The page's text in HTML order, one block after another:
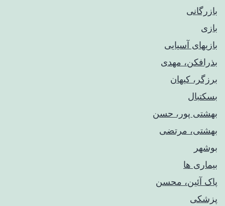
بازرگانی
بازی
بازیهای آسیایی
بذرافکن، مهدی
برزگر، کیهان
بسکتبال
بهشتی پور، حسن
بهشتی، مرتضی
بوشهر
بیماری ها
پاک آئین، محسن
پزشکی